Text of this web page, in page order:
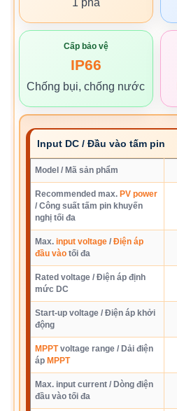
1 pha
Cấp bảo vệ
IP66
Chống bụi, chống nước
Input DC / Đầu vào tấm pin
Model / Mã sản phẩm
Recommended max. PV power
/ Công suất tấm pin khuyến
nghị tối đa
Max. input voltage/ Điện áp
đầu vàotối đa
Rated voltage / Điện áp định
mức DC
Start-up voltage / Điện áp khởi
động
MPPTvoltage range / Dải điện
áp MPPT
Max. input current / Dòng điện
đầu vào tối đa